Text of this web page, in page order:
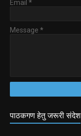
Email *
Message *
पाठकगण हेतु जरूरी संदेश